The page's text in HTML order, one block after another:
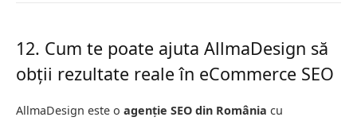
12. Cum te poate ajuta AllmaDesign să
obții rezultate reale în eCommerce SEO
AllmaDesign este o agenție SEO din România cu